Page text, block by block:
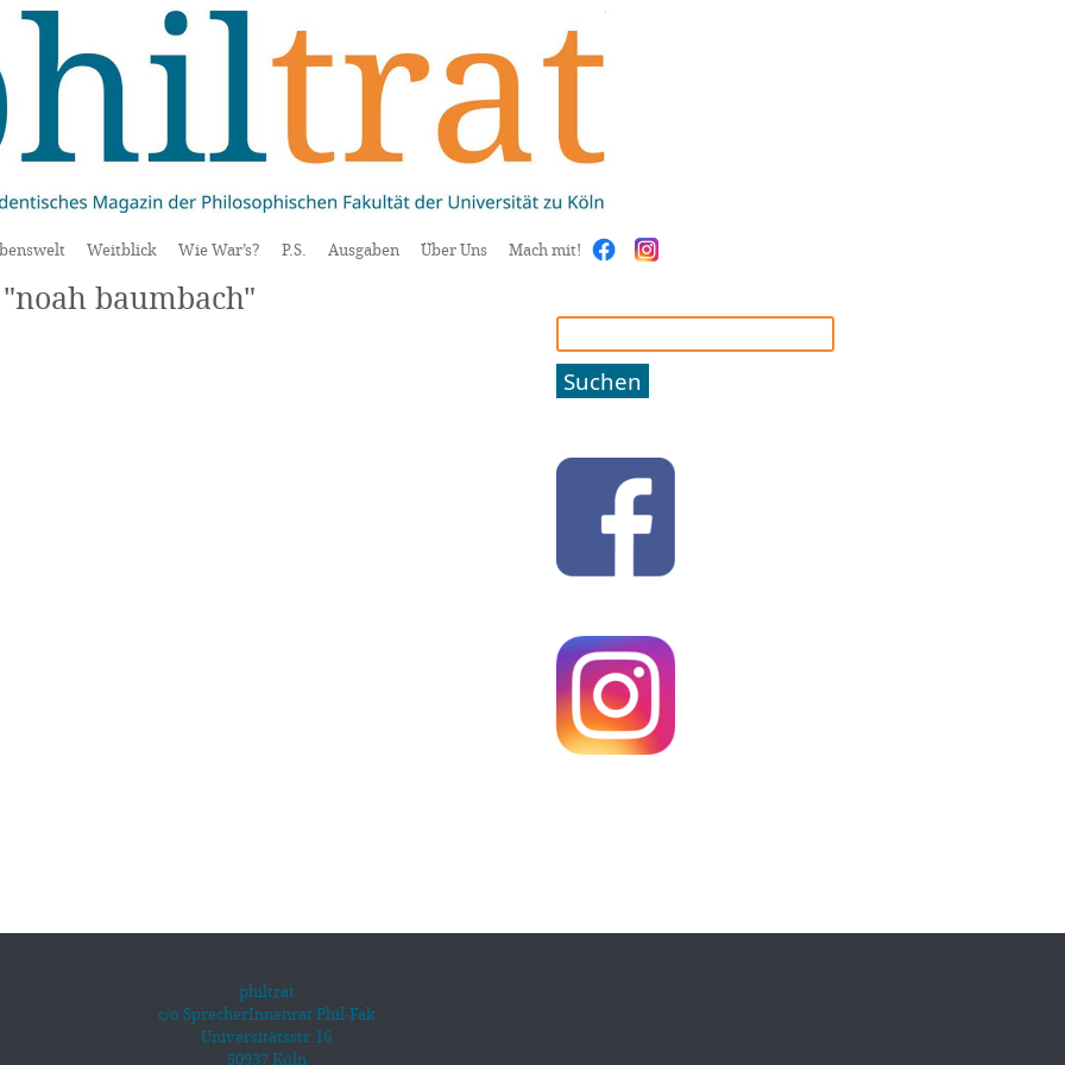
Weitblick Wie War’s? P.S. Ausgaben Über Uns Mach mit!
baumbach"
nach:
philtrat
c/o SprecherInnenrat Phil-Fak
Universitätsstr.16
50937 Köln